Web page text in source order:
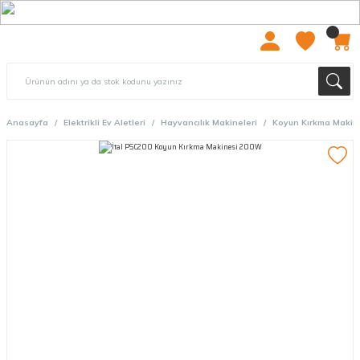
Anasayfa Elektrikli Ev Aletleri Hayvancılık Makineleri Koyun Kırkma